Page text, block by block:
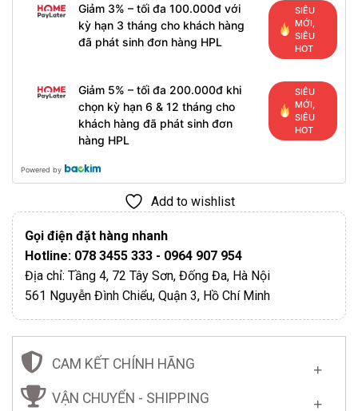
Giảm 3% – tối đa 100.000đ với
kỳ hạn 3 tháng cho khách hàng
đã phát sinh đơn hàng HPL
SIÊU
MỚI,
SIÊU
HOT
Giảm 5% – tối đa 200.000đ khi
chọn kỳ hạn 6 & 12 tháng cho
khách hàng đã phát sinh đơn
hàng HPL
SIÊU
MỚI,
SIÊU
HOT
Powered by
Add to wishlist
Gọi điện đặt hàng nhanh
Hotline: 078 3455 333 - 0964 907 954
Địa chỉ: Tầng 4, 72 Tây Sơn, Đống Đa, Hà Nội
561 Nguyễn Đình Chiểu, Quận 3, Hồ Chí Minh
CAM KẾT CHÍNH HÃNG
VẬN CHUYỂN - SHIPPING